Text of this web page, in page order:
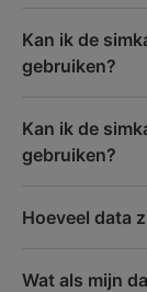
Kan ik de
gebruiken?
Kan ik de
gebruiken?
Hoeveel data
Wat als mijn